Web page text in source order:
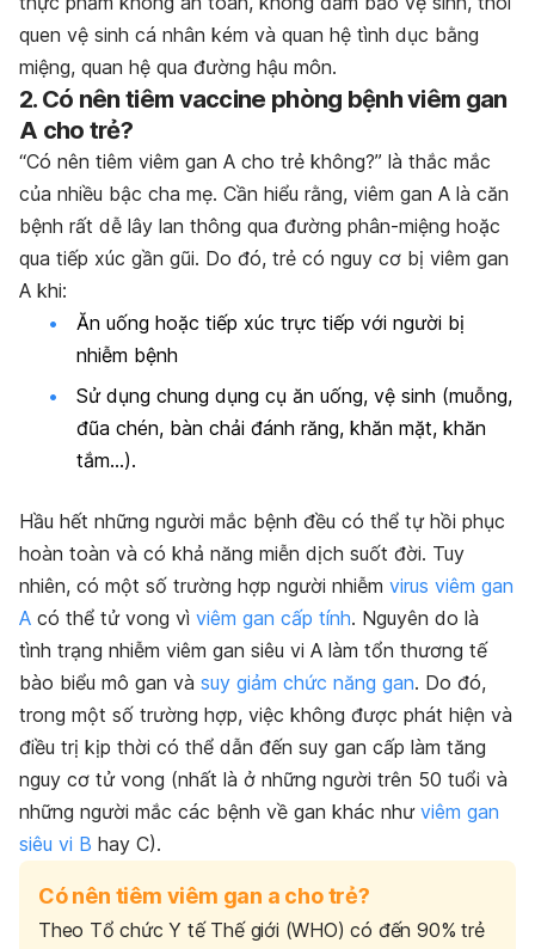
quen vệ sinh cá nhân kém và quan hệ tình dục bằng
miệng, quan hệ qua đường hậu môn.
2. Có nên tiêm vaccine phòng bệnh viêm gan
A cho trẻ?
“Có nên tiêm viêm gan A cho trẻ không?” là thắc mắc
của nhiều bậc cha mẹ. Cần hiểu rằng, viêm gan A là căn
bệnh rất dễ lây lan thông qua đường phân-miệng hoặc
qua tiếp xúc gần gũi. Do đó, trẻ có nguy cơ bị viêm gan
A khi:
Ăn uống hoặc tiếp xúc trực tiếp với người bị
nhiễm bệnh
Sử dụng chung dụng cụ ăn uống, vệ sinh (muỗng,
đũa chén, bàn chải đánh răng, khăn mặt, khăn
tắm…).
Hầu hết những người mắc bệnh đều có thể tự hồi phục
hoàn toàn và có khả năng miễn dịch suốt đời. Tuy
nhiên, có một số trường hợp người nhiễm virus viêm gan
A có thể tử vong vì viêm gan cấp tính. Nguyên do là
tình trạng nhiễm viêm gan siêu vi A làm tổn thương tế
bào biểu mô gan và suy giảm chức năng gan. Do đó,
trong một số trường hợp, việc không được phát hiện và
điều trị kịp thời có thể dẫn đến suy gan cấp làm tăng
nguy cơ tử vong (nhất là ở những người trên 50 tuổi và
những người mắc các bệnh về gan khác như viêm gan
siêu vi B hay C).
Có nên tiêm viêm gan a cho trẻ?
Theo Tổ chức Y tế Thế giới (WHO) có đến 90% trẻ